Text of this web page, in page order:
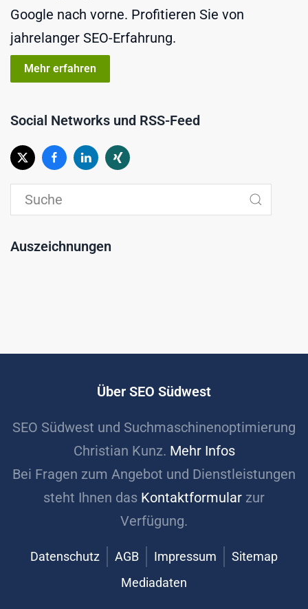
Google nach vorne. Profitieren Sie von
jahrelanger SEO-Erfahrung.
Mehr erfahren
Social Networks und RSS-Feed
Auszeichnungen
Über SEO Südwest
SEO Südwest und Suchmaschinenoptimierung
Christian Kunz. Mehr Infos
Bei Fragen zum Angebot und Dienstleistungen
steht Ihnen das Kontaktformular zur
Verfügung.
Datenschutz AGB Impressum
Sitemap
Mediadaten